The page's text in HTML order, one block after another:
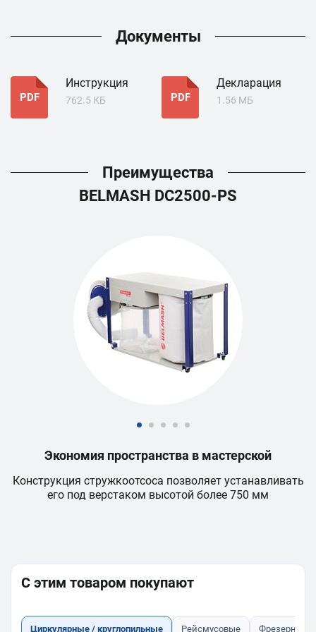
Документы
PDF
Инструкция
762.5 КБ PDF
Декларация
1.56 МБ
Преимущества
BELMASH DC2500-PS
Экономия пространства в мастерской
Конструкция стружкоотсоса позволяет устанавливать
его под верстаком высотой более 750 мм
С этим товаром покупают
Циркулярные / круглопильные Рейсмусовые Фрезерное